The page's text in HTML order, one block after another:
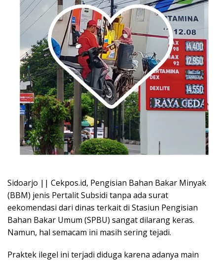
Sidoarjo || Cekpos.id, Pengisian Bahan Bakar Minyak
(BBM) jenis Pertalit Subsidi tanpa ada surat
eekomendasi dari dinas terkait di Stasiun Pengisian
Bahan Bakar Umum (SPBU) sangat dilarang keras.
Namun, hal semacam ini masih sering tejadi.
Praktek ilegel ini terjadi diduga karena adanya main